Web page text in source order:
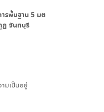
รพื้นฐาน 5 มิติ
ฏ จันทบุรี
มเป็นอยู่